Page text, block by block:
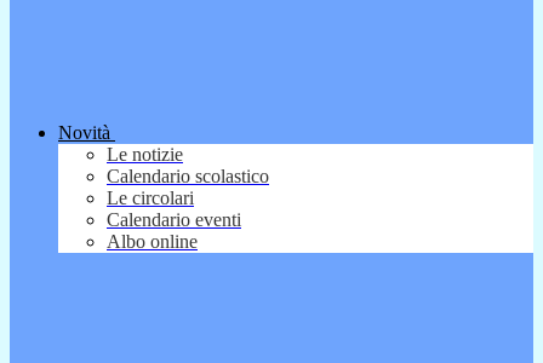
Novità
Le notizie
Calendario scolastico
Le circolari
Calendario eventi
Albo online